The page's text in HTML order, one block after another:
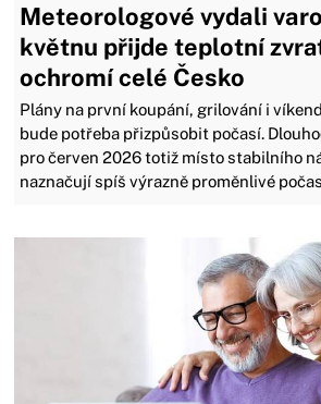
Meteorologové vydali
květnu přijde teplotní
ochromí celé Česko
Plány na první koupání, grilování i
bude potřeba přizpůsobit počasí.
pro červen 2026 totiž místo stabilního
naznačují spíš výrazně proměnlivé